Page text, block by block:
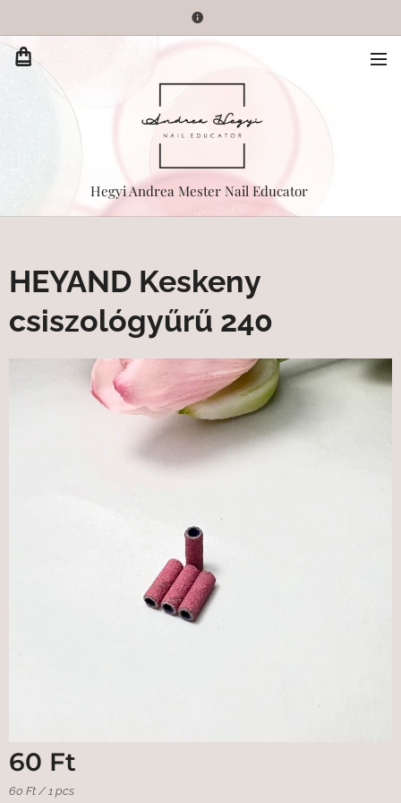
Hegyi Andrea Mester Nail Educator
HEYAND Keskeny
csiszológyűrű 240
60 Ft
60 Ft / 1 pcs